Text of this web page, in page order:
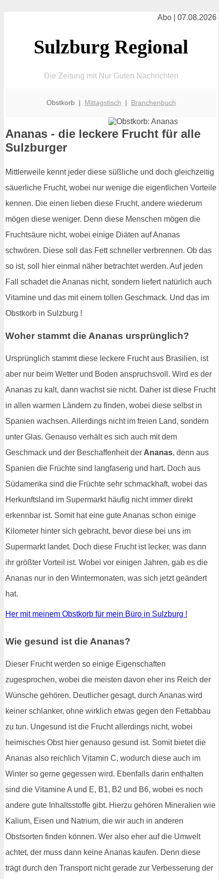
Abo | 07.08.2026
Sulzburg Regional
Die Zeitung mit Nur Guten Nachrichten
Obstkorb | Mittagstisch | Branchenbuch
Ananas - die leckere Frucht für alle
Sulzburger
Mittlerweile kennt jeder diese süßliche und doch gleichzeitig
säuerliche Frucht, wobei nur wenige die eigentlichen Vorteile
kennen. Die einen lieben diese Frucht, andere wiederum
mögen diese weniger. Denn diese Menschen mögen die
Fruchtsäure nicht, wobei einige Diäten auf Ananas
schwören. Diese soll das Fett schneller verbrennen. Ob das
so ist, soll hier einmal näher betrachtet werden. Auf jeden
Fall schadet die Ananas nicht, sondern liefert natürlich auch
Vitamine und das mit einem tollen Geschmack. Und das im
Obstkorb in Sulzburg !
Woher stammt die Ananas ursprünglich?
Ursprünglich stammt diese leckere Frucht aus Brasilien, ist
aber nur beim Wetter und Boden anspruchsvoll. Wird es der
Ananas zu kalt, dann wachst sie nicht. Daher ist diese Frucht
in allen warmen Ländern zu finden, wobei diese selbst in
Spanien wachsen. Allerdings nicht im freien Land, sondern
unter Glas. Genauso verhält es sich auch mit dem
Geschmack und der Beschaffenheit der Ananas, denn aus
Spanien die Früchte sind langfaserig und hart. Doch aus
Südamerika sind die Früchte sehr schmackhaft, wobei das
Herkunftsland im Supermarkt häufig nicht immer direkt
erkennbar ist. Somit hat eine gute Ananas schon einige
Kilometer hinter sich gebracht, bevor diese bei uns im
Supermarkt landet. Doch diese Frucht ist lecker, was dann
ihr größter Vorteil ist. Wobei vor einigen Jahren, gab es die
Ananas nur in den Wintermonaten, was sich jetzt geändert
hat.
Her mit meinem Obstkorb für mein Büro in Sulzburg !
Wie gesund ist die Ananas?
Dieser Frucht werden so einige Eigenschaften
zugesprochen, wobei die meisten davon eher ins Reich der
Wünsche gehören. Deutlicher gesagt, durch Ananas wird
keiner schlanker, ohne wirklich etwas gegen den Fettabbau
zu tun. Ungesund ist die Frucht allerdings nicht, wobei
heimisches Obst hier genauso gesund ist. Somit bietet die
Ananas also reichlich Vitamin C, wodurch diese auch im
Winter so gerne gegessen wird. Ebenfalls darin enthalten
sind die Vitamine A und E, B1, B2 und B6, wobei es noch
andere gute Inhaltsstoffe gibt. Hierzu gehören Mineralien wie
Kalium, Eisen und Natrium, die wir auch in anderen
Obstsorten finden können. Wer also eher auf die Umwelt
achtet, der muss dann keine Ananas kaufen. Denn diese
trägt durch den Transport nicht gerade zur Verbesserung der